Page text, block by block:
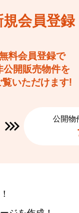
規会員登録
料会員登録で
公開販売物件を
覧いただけます!
公開物